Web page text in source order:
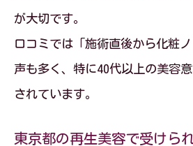
が大切です。
口コミでは「施術直後から化粧
声も多く、特に40代以上の美容
されています。
東京都の再生美容で受けら